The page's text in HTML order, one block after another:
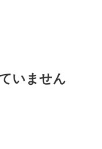
がまだ
必死に
ットを
けでは
素人で
ており